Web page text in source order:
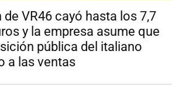
VR46 cayó hasta los 7,7
y la empresa asume que
pública del italiano
a las ventas